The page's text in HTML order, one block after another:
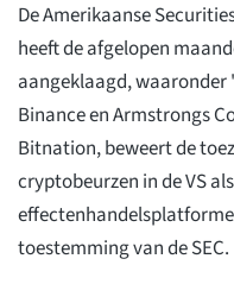
De Amerikaanse
heeft de afgelopen
aangeklaagd,
Binance en Armstrongs
Bitnation, beweert de
cryptobeurzen in de VS
toestemming van de SEC.